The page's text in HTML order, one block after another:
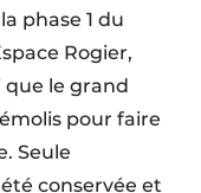
phase 1 du
Rogier,
que le grand
pour faire
Seule
conservée et